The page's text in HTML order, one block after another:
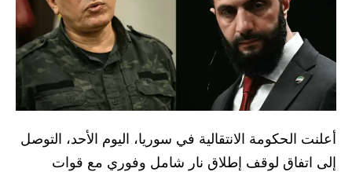
أعلنت الحكومة الانتقالية في سوريا، اليوم الأحد، التوصل
إلى اتفاق لوقف إطلاق نار شامل وفوري مع قوات